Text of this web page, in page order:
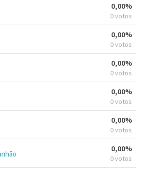
0,00%
0 votos
0,00%
0 votos
0,00%
0 votos
0,00%
0 votos
0,00%
0 votos
0,00%
0 votos